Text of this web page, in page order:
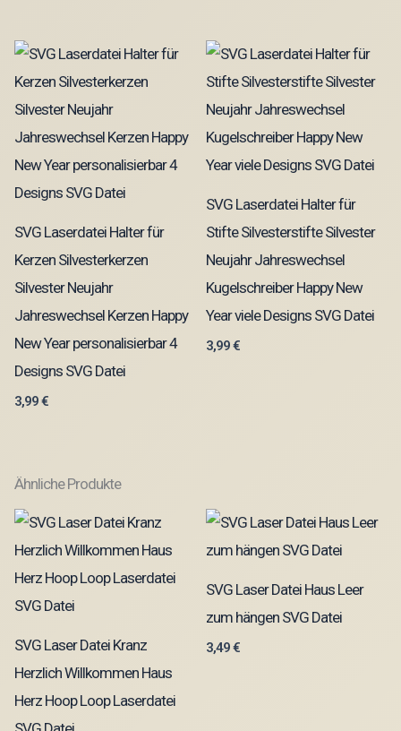
SVG Laserdatei Halter für
Kerzen Silvesterkerzen
Silvester Neujahr
Jahreswechsel Kerzen Happy
New Year personalisierbar 4
Designs SVG Datei
3,99€
SVG Laserdatei Halter für
Stifte Silvesterstifte Silvester
Neujahr Jahreswechsel
Kugelschreiber Happy New
Year viele Designs SVG Datei
3,99€
Ähnliche Produkte
SVG Laser Datei Kranz
Herzlich Willkommen Haus
Herz Hoop Loop Laserdatei
SVG Laser Datei Haus Leer
zum hängen SVG Datei
3,49€